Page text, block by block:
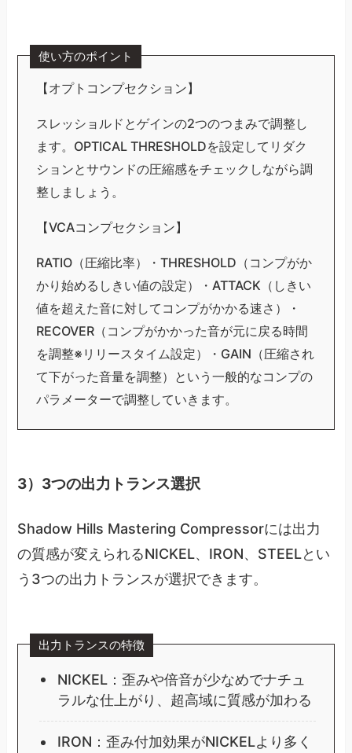
使い方のポイント
【オプトコンプセクション】
スレッショルドとゲインの2つのつまみで調整し
ます。OPTICAL THRESHOLDを設定してリダク
ションとサウンドの圧縮感をチェックしながら調
整しましょう。
【VCAコンプセクション】
RATIO（圧縮比率）・THRESHOLD（コンプがか
かり始めるしきい値の設定）・ATTACK（しきい
値を超えた音に対してコンプがかかる速さ）・
RECOVER（コンプがかかった音が元に戻る時間
を調整※リリースタイム設定）・GAIN（圧縮され
て下がった音量を調整）という一般的なコンプの
パラメーターで調整していきます。
3）3つの出力トランス選択
Shadow Hills Mastering Compressorには出力
の質感が変えられるNICKEL、IRON、STEELとい
う3つの出力トランスが選択できます。
出力トランスの特徴
NICKEL：歪みや倍音が少なめでナチュ
ラルな仕上がり、超高域に質感が加わる
IRON：歪み付加効果がNICKELより多く